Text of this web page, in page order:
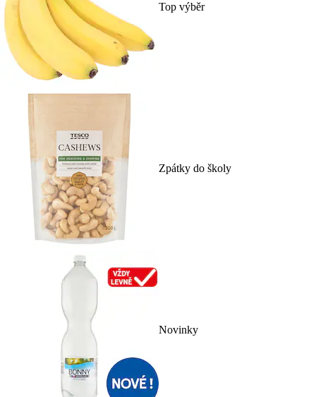
Top výběr
Zpátky do školy
Novinky